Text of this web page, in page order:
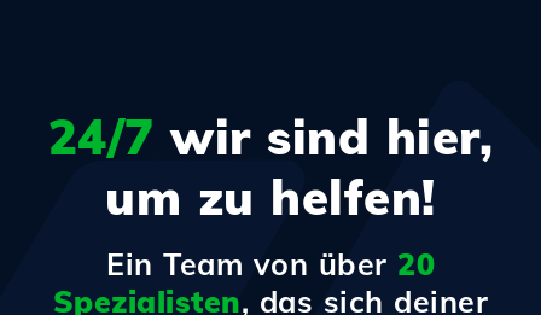
24/7 wir sind hier,
um zu helfen!
Ein Team von über 20
Spezialisten, das sich deiner